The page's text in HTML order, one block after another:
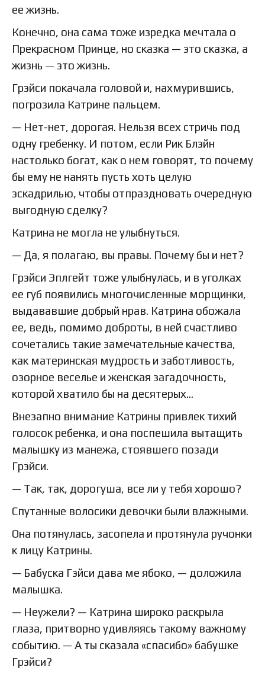
ее жизнь.
Конечно, она сама тоже изредка мечтала о
Прекрасном Принце, но сказка — это сказка, а
жизнь — это жизнь.
Грэйси покачала головой и, нахмурившись,
погрозила Катрине пальцем.
— Нет-нет, дорогая. Нельзя всех стричь под
одну гребенку. И потом, если Рик Блэйн
настолько богат, как о нем говорят, то почему
бы ему не нанять пусть хоть целую
эскадрилью, чтобы отпраздновать очередную
выгодную сделку?
Катрина не могла не улыбнуться.
— Да, я полагаю, вы правы. Почему бы и нет?
Грэйси Эплгейт тоже улыбнулась, и в уголках
ее губ появились многочисленные морщинки,
выдававшие добрый нрав. Катрина обожала
ее, ведь, помимо доброты, в ней счастливо
сочетались такие замечательные качества,
как материнская мудрость и заботливость,
озорное веселье и женская загадочность,
которой хватило бы на десятерых…
Внезапно внимание Катрины привлек тихий
голосок ребенка, и она поспешила вытащить
малышку из манежа, стоявшего позади
Грэйси.
— Так, так, дорогуша, все ли у тебя хорошо?
Спутанные волосики девочки были влажными.
Она потянулась, засопела и протянула ручонки
к лицу Катрины.
— Бабуска Гэйси дава ме ябоко, — доложила
малышка.
— Неужели? — Катрина широко раскрыла
глаза, притворно удивляясь такому важному
событию. — А ты сказала «спасибо» бабушке
Грэйси?